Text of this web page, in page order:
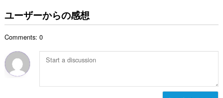
の
総
ユーザーからの感想
Comments: 0